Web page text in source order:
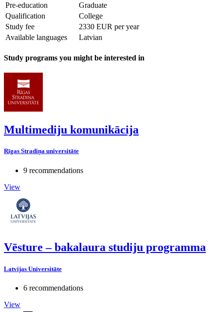
Pre-education
Graduate
Qualification
College
Study fee
2330 EUR per year
Available languages
Latvian
Study programs you might be interested in
Multimediju komunikācija
Rīgas Stradiņa universitāte
9 recommendations
View
Vēsture – bakalaura studiju programma
Latvijas Universitāte
6 recommendations
View